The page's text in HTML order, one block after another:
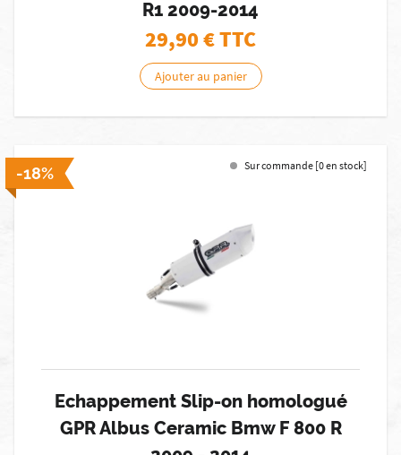
R1 2009-2014
29,90€ TTC
Ajouter au panier
-18% Sur commande [0 en stock]
Echappement Slip-on homologué
GPR Albus Ceramic Bmw F 800 R